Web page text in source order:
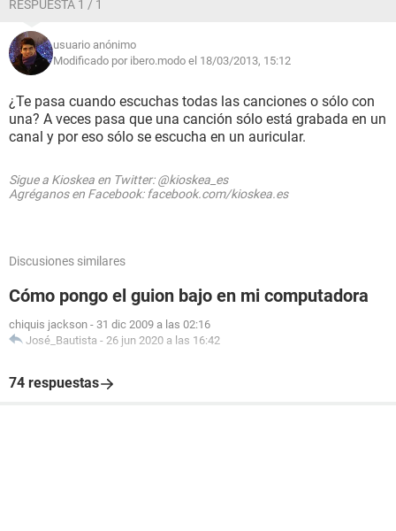
RESPUESTA 1 / 1
usuario anónimo
Modificado por ibero.modo el 18/03/2013, 15:12
¿Te pasa cuando escuchas todas las canciones o sólo con
una? A veces pasa que una canción sólo está grabada en un
canal y por eso sólo se escucha en un auricular.
Sigue a Kioskea en Twitter: @kioskea_es
Agréganos en Facebook: facebook.com/kioskea.es
Discusiones similares
Cómo pongo el guion bajo en mi computadora
chiquis jackson - 31 dic 2009 a las 02:16
José_Bautista - 26 jun 2020 a las 16:42
74 respuestas